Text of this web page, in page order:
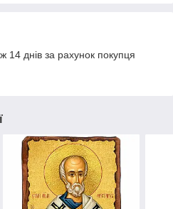
14 днів за рахунок покупця